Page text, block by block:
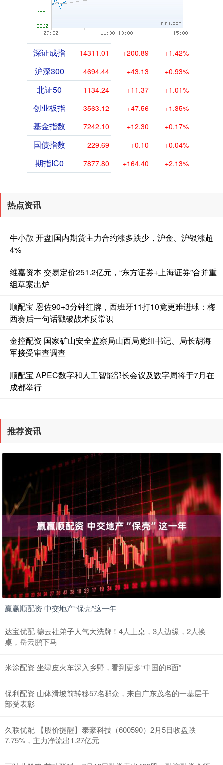
深证成指 14311.01 +200.89 +1.42%
沪深300 4694.44 +43.13 +0.93%
北证50 1134.24 +11.37 +1.01%
创业板指 3563.12 +47.56 +1.35%
基金指数 7242.10 +12.30 +0.17%
国债指数 229.69 +0.10 +0.04%
期指IC0 7877.80 +164.40 +2.13%
热点资讯
牛小散 开盘|国内期货主力合约涨多跌少，沪金、沪银涨超
4%
维嘉资本 交易定价251.2亿元，“东方证券+上海证券”合并重
组草案出炉
顺配宝 恩佐90+3分钟红牌，西班牙11打10竟更难进球：梅
西赛后一句话戳破战术反常识
金控配资 国家矿山安全监察局山西局党组书记、局长胡海
军接受审查调查
顺配宝 APEC数字和人工智能部长会议及数字周将于7月在
成都举行
推荐资讯
赢赢顺配资 中交地产“保壳”这一年
达宝优配 德云社弟子人气大洗牌！4人上桌，3人边缘，2人换
桌，岳云鹏下马
米涂配资 坐绿皮火车深入乡野，看到更多“中国的B面”
保利配资 山体滑坡前转移57名群众，来自广东茂名的一基层干
部受表彰
久联优配 【股价提醒】泰豪科技（600590）2月5日收盘跌
7.75%，主力净流出1.27亿元